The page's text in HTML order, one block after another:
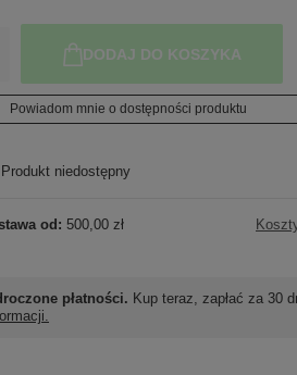
DODAJ DO KOSZYKA
Powiadom mnie o dostępności produktu
Produkt niedostępny
od: 500,00 zł
płatności. Kup teraz, zapłać za 30